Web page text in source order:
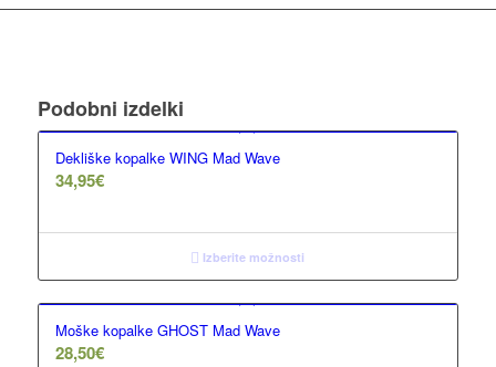
Podobni izdelki
Dekliške kopalke WING Mad Wave
34,95€
Izberite možnosti
Moške kopalke GHOST Mad Wave
28,50€